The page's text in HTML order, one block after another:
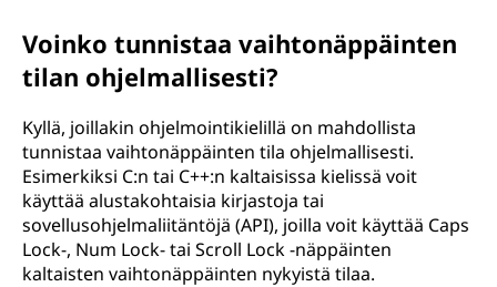
Voinko tunnistaa vaihtonäppäinten
tilan ohjelmallisesti?
Kyllä, joillakin ohjelmointikielillä on mahdollista
tunnistaa vaihtonäppäinten tila ohjelmallisesti.
Esimerkiksi C:n tai C++:n kaltaisissa kielissä voit
käyttää alustakohtaisia kirjastoja tai
sovellusohjelmaliitäntöjä (API), joilla voit käyttää Caps
Lock-, Num Lock- tai Scroll Lock -näppäinten
kaltaisten vaihtonäppäinten nykyistä tilaa.